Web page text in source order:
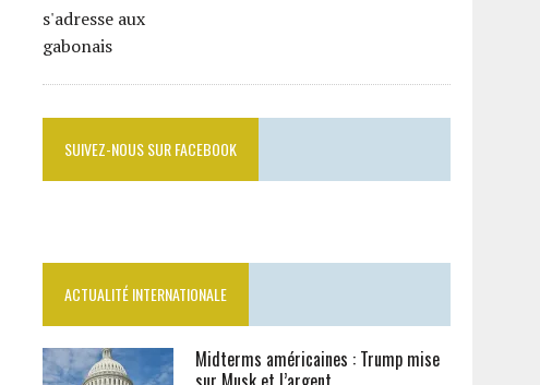
SUIVEZ-NOUS SUR FACEBOOK
ACTUALITÉ INTERNATIONALE
Midterms américaines : Trump mise